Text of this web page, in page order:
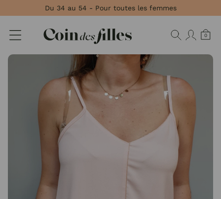
Du 34 au 54 - Pour toutes les femmes
0
Panneau de gestion des cookies